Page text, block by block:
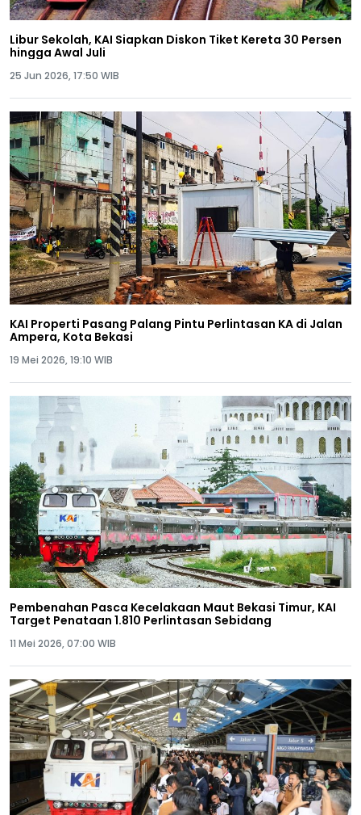
Libur Sekolah, KAI Siapkan Diskon Tiket Kereta 30 Persen
hingga Awal Juli
25 Jun 2026, 17:50 WIB
KAI Properti Pasang Palang Pintu Perlintasan KA di Jalan
Ampera, Kota Bekasi
19 Mei 2026, 19:10 WIB
Pembenahan Pasca Kecelakaan Maut Bekasi Timur, KAI
Target Penataan 1.810 Perlintasan Sebidang
11 Mei 2026, 07:00 WIB